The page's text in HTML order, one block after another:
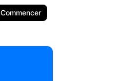
Commencer